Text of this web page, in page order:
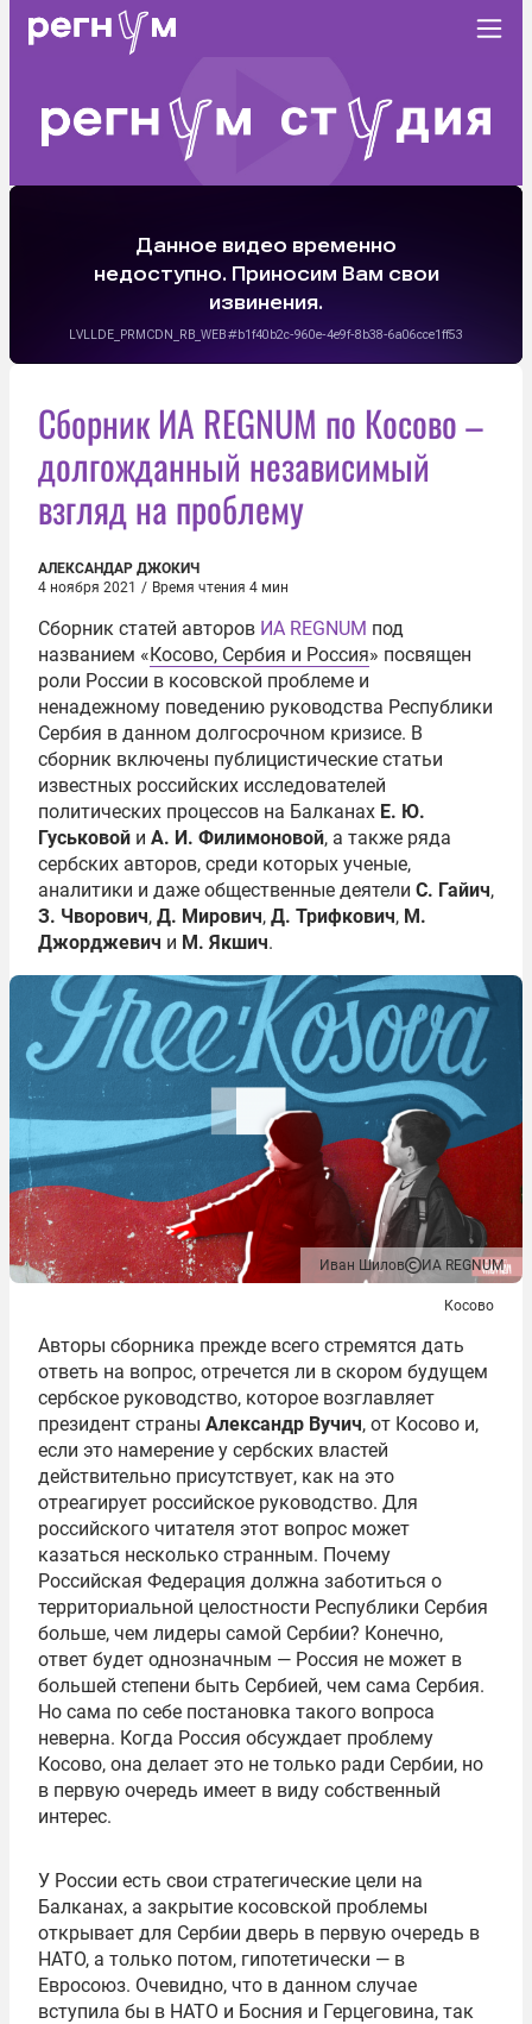
Сборник ИА REGNUM по Косово –
долгожданный независимый
взгляд на проблему
АЛЕКСАНДАР ДЖОКИЧ
4 ноября 2021 / Время чтения 4 мин
Сборник статей авторов ИА REGNUM под
названием «Косово, Сербия и Россия» посвящен
роли России в косовской проблеме и
ненадежному поведению руководства Республики
Сербия в данном долгосрочном кризисе. В
сборник включены публицистические статьи
известных российских исследователей
политических процессов на Балканах Е. Ю.
Гуськовой и А. И. Филимоновой, а также ряда
сербских авторов, среди которых ученые,
аналитики и даже общественные деятели С. Гайич,
З. Чворович, Д. Мирович, Д. Трифкович, М.
Джорджевич и М. Якшич.
Иван Шилов ИА REGNUM
Косово
Авторы сборника прежде всего стремятся дать
ответь на вопрос, отречется ли в скором будущем
сербское руководство, которое возглавляет
президент страны Александр Вучич, от Косово и,
если это намерение у сербских властей
действительно присутствует, как на это
отреагирует российское руководство. Для
российского читателя этот вопрос может
казаться несколько странным. Почему
Российская Федерация должна заботиться о
территориальной целостности Республики Сербия
больше, чем лидеры самой Сербии? Конечно,
ответ будет однозначным — Россия не может в
большей степени быть Сербией, чем сама Сербия.
Но сама по себе постановка такого вопроса
неверна. Когда Россия обсуждает проблему
Косово, она делает это не только ради Сербии, но
в первую очередь имеет в виду собственный
интерес.
У России есть свои стратегические цели на
Балканах, а закрытие косовской проблемы
открывает для Сербии дверь в первую очередь в
НАТО, а только потом, гипотетически — в
Евросоюз. Очевидно, что в данном случае
вступила бы в НАТО и Босния и Герцеговина, так